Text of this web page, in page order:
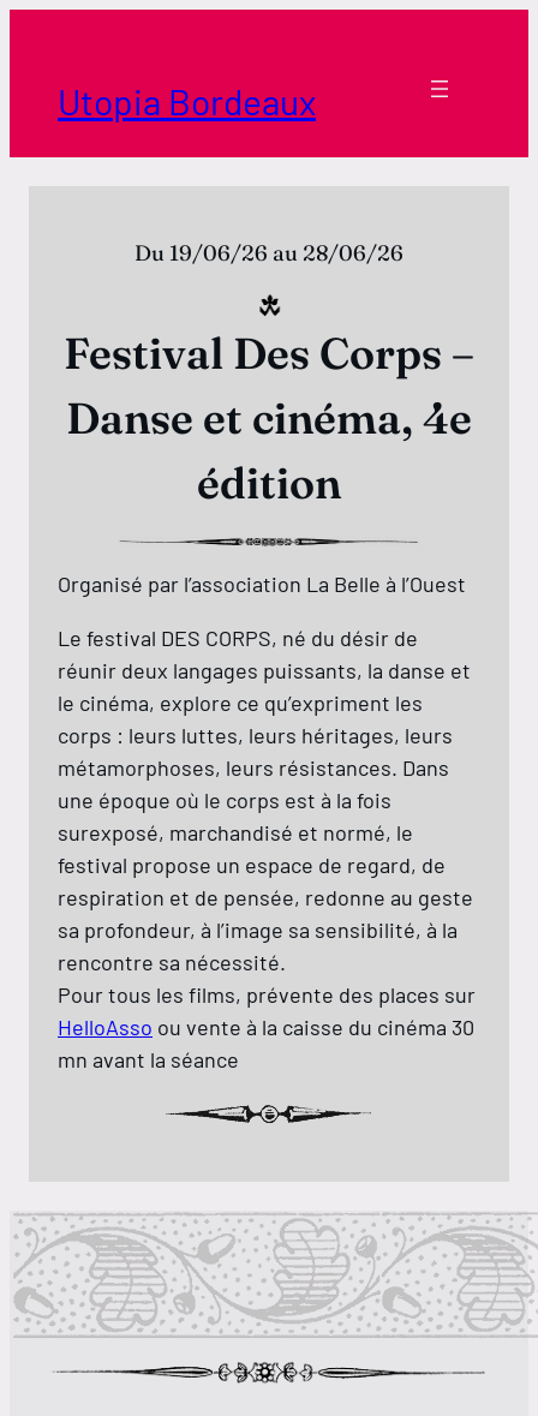
contenuUtopia Bordeaux
Du 19/06/26 au 28/06/26
Festival Des Corps –
Danse et cinéma, 4e
édition
Organisé par l’association La Belle à l’Ouest
Le festival DES CORPS, né du désir de
réunir deux langages puissants, la danse et
le cinéma, explore ce qu’expriment les
corps : leurs luttes, leurs héritages, leurs
métamorphoses, leurs résistances. Dans
une époque où le corps est à la fois
surexposé, marchandisé et normé, le
festival propose un espace de regard, de
respiration et de pensée, redonne au geste
sa profondeur, à l’image sa sensibilité, à la
rencontre sa nécessité.
Pour tous les films, prévente des places sur
HelloAsso ou vente à la caisse du cinéma 30
mn avant la séance